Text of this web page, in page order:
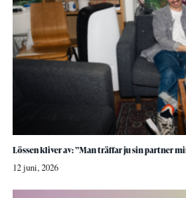
Lössen kliver av: ”Man träffar ju sin partner
12 juni, 2026